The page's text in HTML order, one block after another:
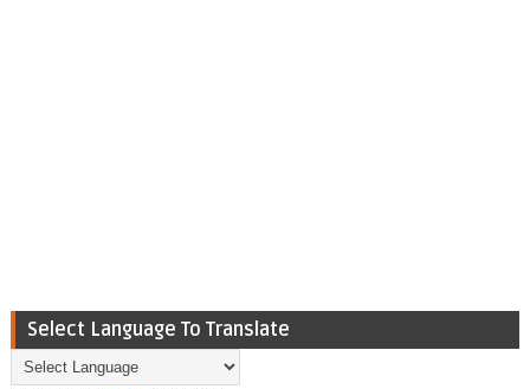
Select Language To Translate